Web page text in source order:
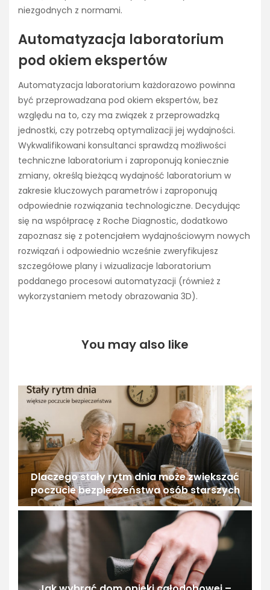
niezgodnych z normami.
Automatyzacja laboratorium
pod okiem ekspertów
Automatyzacja laboratorium każdorazowo powinna
być przeprowadzana pod okiem ekspertów, bez
względu na to, czy ma związek z przeprowadzką
jednostki, czy potrzebą optymalizacji jej wydajności.
Wykwalifikowani konsultanci sprawdzą możliwości
techniczne laboratorium i zaproponują koniecznie
zmiany, określą bieżącą wydajność laboratorium w
zakresie kluczowych parametrów i zaproponują
odpowiednie rozwiązania technologiczne. Decydując
się na współpracę z Roche Diagnostic, dodatkowo
zapoznasz się z potencjałem wydajnościowym nowych
rozwiązań i odpowiednio wcześnie zweryfikujesz
szczegółowe plany i wizualizacje laboratorium
poddanego procesowi automatyzacji (również z
wykorzystaniem metody obrazowania 3D).
You may also like
Dlaczego stały rytm dnia może zwiększać
poczucie bezpieczeństwa osób starszych